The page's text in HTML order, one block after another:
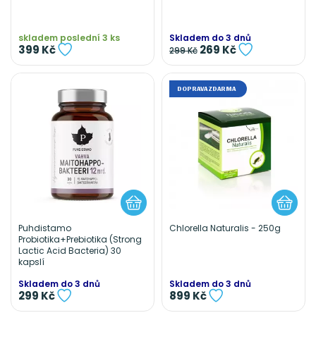
skladem poslední 3 ks
399 Kč
Skladem do 3 dnů
299 Kč 269 Kč
Puhdistamo
Probiotika+Prebiotika (Strong
Lactic Acid Bacteria) 30
kapslí
Skladem do 3 dnů
299 Kč
DOPRAVA ZDARMA
Chlorella Naturalis - 250g
Skladem do 3 dnů
899 Kč